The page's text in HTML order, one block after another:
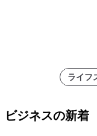
ライフ
ビジネスの新着